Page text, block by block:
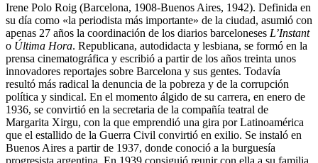
Irene Polo Roig (Barcelona, 1908-Buenos Aires, 1942). Definida en
su día como «la periodista más importante» de la ciudad, asumió con
apenas 27 años la coordinación de los diarios barceloneses L’Instant
o Última Hora. Republicana, autodidacta y lesbiana, se formó en la
prensa cinematográfica y escribió a partir de los años treinta unos
innovadores reportajes sobre Barcelona y sus gentes. Todavía
resultó más radical la denuncia de la pobreza y de la corrupción
política y sindical. En el momento álgido de su carrera, en enero de
1936, se convirtió en la secretaria de la compañía teatral de
Margarita Xirgu, con la que emprendió una gira por Latinoamérica
que el estallido de la Guerra Civil convirtió en exilio. Se instaló en
Buenos Aires a partir de 1937, donde conoció a la burguesía
progresista argentina. En 1939 consiguió reunir con ella a su familia,